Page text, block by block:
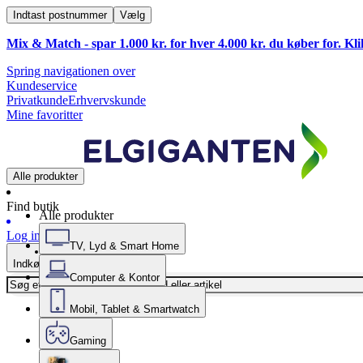
Indtast postnummer Vælg
Mix & Match - spar 1.000 kr. for hver 4.000 kr. du køber for.
Spring navigationen over
Kundeservice
PrivatkundeErhvervskunde
Mine favoritter
Alle produkter
Find butik
Log ind
Indkøbskurv
Alle produkter
TV, Lyd & Smart Home
Computer & Kontor
Mobil, Tablet & Smartwatch
Gaming